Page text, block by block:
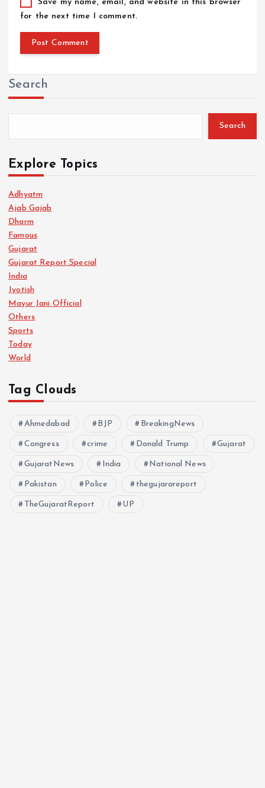
Save my name, email, and website in this browser
for the next time I comment.
Search
Search
Explore Topics
Adhyatm
Ajab Gajab
Dharm
Famous
Gujarat
Gujarat Report Special
India
Jyotish
Mayur Jani Official
Others
Sports
Today
World
Tag Clouds
Ahmedabad BJP BreakingNews
Congress crime Donald Trump Gujarat
GujaratNews India National News
Pakistan Police thegujarareport
TheGujaratReport UP